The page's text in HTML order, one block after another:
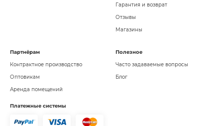
Гарантия и возврат
Отзывы
Магазины
Партнёрам
Контрактное производство
Оптовикам
Аренда помещений
Полезное
Часто задаваемые вопросы
Блог
Платежные системы